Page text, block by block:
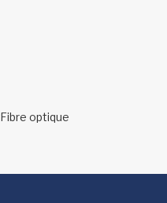
Fibre optique